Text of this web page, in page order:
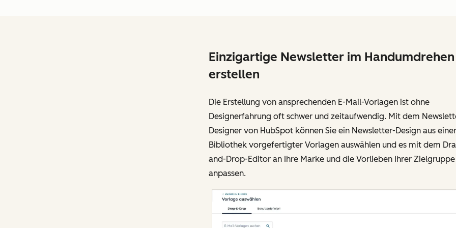
Einzigartige Newsletter im Handumdrehen
erstellen
Die Erstellung von ansprechenden E-Mail-Vorlagen ist ohne
Designerfahrung oft schwer und zeitaufwendig. Mit dem
Designer von HubSpot können Sie ein Newsletter-Design aus einer
Bibliothek vorgefertigter Vorlagen auswählen und es mit dem
and-Drop-Editor an Ihre Marke und die Vorlieben Ihrer Zielgruppe
anpassen.